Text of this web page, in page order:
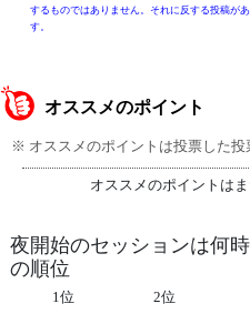
するものではありません。それに反する投稿があ
す。
オススメのポイント
※ オススメのポイントは投票した投
オススメのポイントは
夜開始のセッションは何
の順位
1位 2位